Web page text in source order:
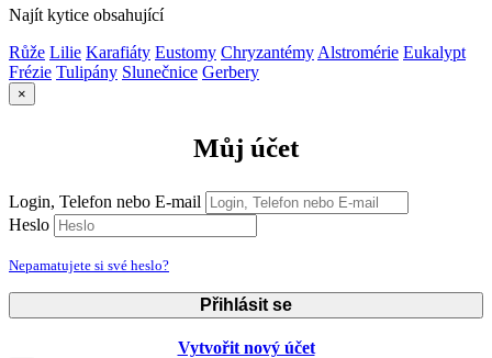
Najít kytice obsahující
Růže Lilie Karafiáty Eustomy Chryzantémy Alstromérie Eukalypt
Frézie Tulipány Slunečnice Gerbery
×
Můj účet
Login, Telefon nebo E-mail
Heslo
Nepamatujete si své heslo?
Přihlásit se
Vytvořit nový účet